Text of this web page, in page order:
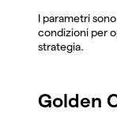
I parametri
condizioni per
strategia.
Golden